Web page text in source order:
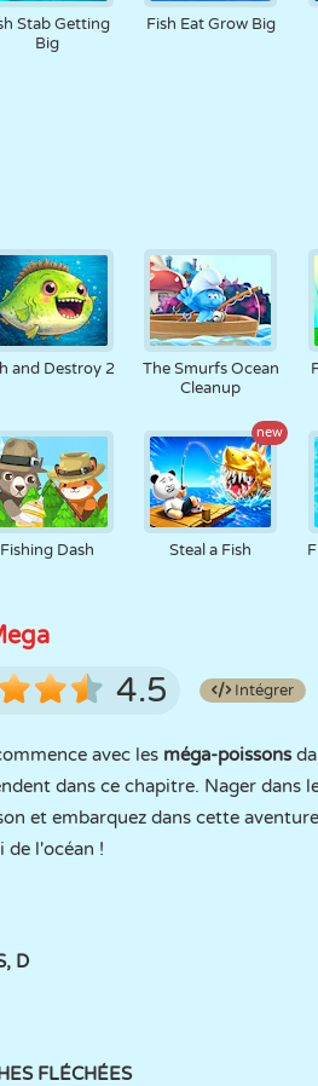
Stab Getting
Big
Fish Eat Grow Big
and Destroy 2
The Smurfs Ocean
Cleanup
Fishing Dash
new
Steal a Fish
4.5 Intégrer
avec les méga-poissons
dans ce chapitre. Nager dans
et embarquez dans cette
de l'océan !
D
FLÉCHÉES